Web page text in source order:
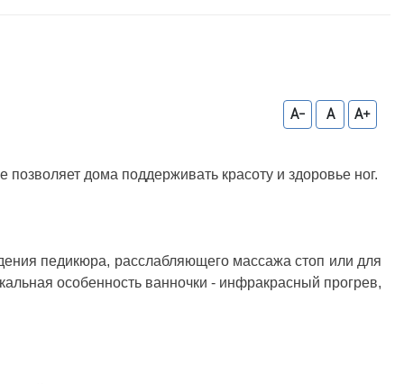
A- A A+
дома поддерживать красоту и здоровье ног.
педикюра, расслабляющего массажа стоп или для
особенность ванночки - инфракрасный прогрев,